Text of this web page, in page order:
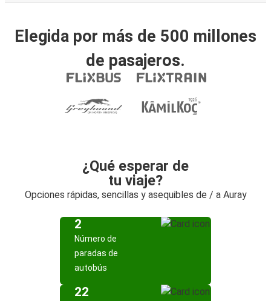
Elegida por más de 500 millones
de pasajeros.
¿Qué esperar de
tu viaje?
Opciones rápidas, sencillas y asequibles de / a Auray
2
Número de
paradas de
autobús
22